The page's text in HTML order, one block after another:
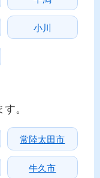
小川
。
常陸太田市
牛久市